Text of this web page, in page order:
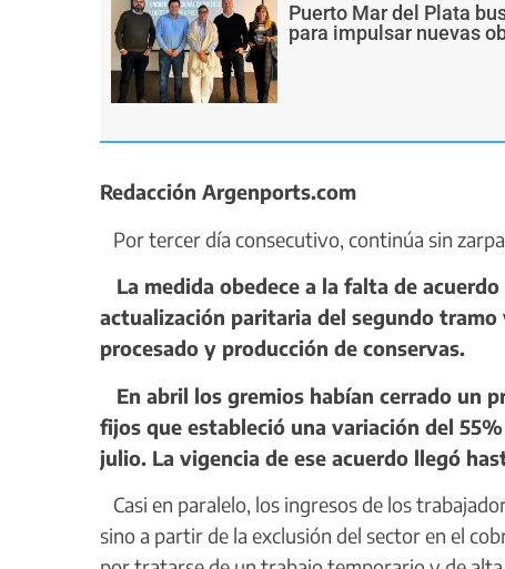
Puerto Mar del Plata
para impulsar nuevas
Redacción Argenports.com
Por tercer día consecutivo, continúa sin
La medida obedece a la falta de
actualización paritaria del segundo
procesado y producción de conservas.
En abril los gremios habían cerrado un
fijos que estableció una variación del
julio. La vigencia de ese acuerdo llegó
Casi en paralelo, los ingresos de los
sino a partir de la exclusión del sector en el